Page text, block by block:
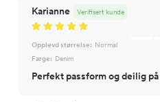
Karianne Verifisert kunde
Opplevd størrelse: Normal
Farge: Denim